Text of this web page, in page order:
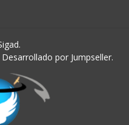
Desarrollado por Jumpseller.